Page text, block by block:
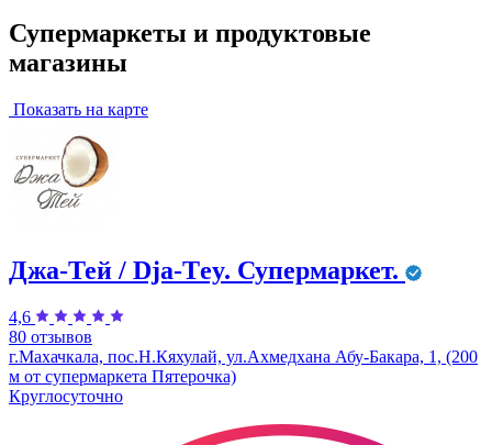
Супермаркеты и продуктовые
магазины
Показать на карте
Джа-Тей / Dja-Тey. Супермаркет.
4,6
80 отзывов
г.Махачкала, пос.Н.Кяхулай, ул.Ахмедхана Абу-Бакара, 1, (200
м от супермаркета Пятерочка)
Круглосуточно